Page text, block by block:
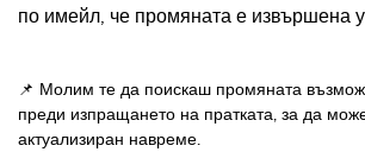
по имейл, че промяната е извършена
📌 Молим те да поискаш промяната
преди изпращането на пратката, за да
актуализиран навреме.